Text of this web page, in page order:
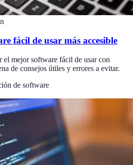
fácil de usar más accesible
el mejor software fácil de usar con
de consejos útiles y errores a evitar.
de software